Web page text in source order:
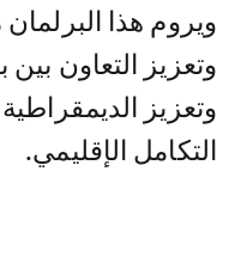
ويروم هذا
وتعزيز التعاون بين
وتعزيز
التكامل الإقليمي.